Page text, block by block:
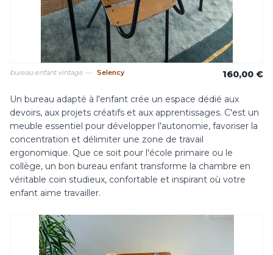
bureau enfant vintage — Selency 160,00 €
Un bureau adapté à l'enfant crée un espace dédié aux
devoirs, aux projets créatifs et aux apprentissages. C'est un
meuble essentiel pour développer l'autonomie, favoriser la
concentration et délimiter une zone de travail
ergonomique. Que ce soit pour l'école primaire ou le
collège, un bon bureau enfant transforme la chambre en
véritable coin studieux, confortable et inspirant où votre
enfant aime travailler.